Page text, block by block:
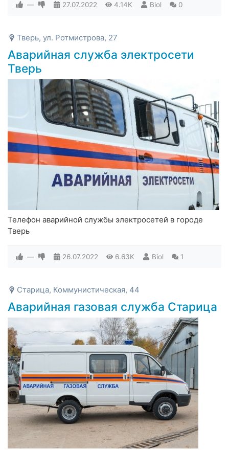
— 27.07.2022 4.14K Biol 0
Тверь, ул. Ротмистрова, 27
Аварийная служба электросети
Тверь
Телефон аварийной службы электросетей в городе
Тверь
— 26.07.2022 6.63K Biol 1
Старица, Коммунистическая, 44
Аварийная газовая служба Старица